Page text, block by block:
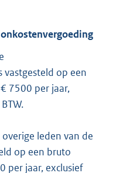
vastgesteld op een
7500 per jaar,
leden van de
op een bruto
per jaar, exclusief